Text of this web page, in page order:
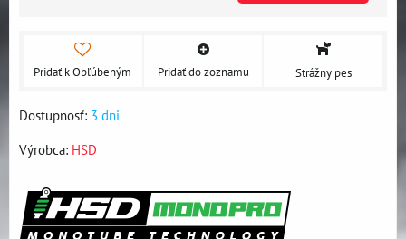
Pridať k Obľúbeným Pridať do zoznamu Strážny pes
Dostupnosť: 3 dni
Výrobca: HSD